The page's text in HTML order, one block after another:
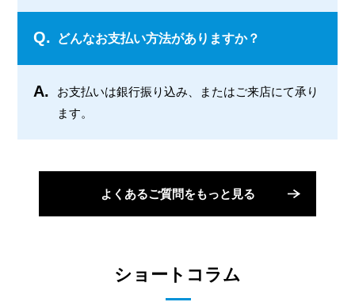
Q. どんなお支払い方法がありますか？
A.
お支払いは銀行振り込み、またはご来店にて承り
ます。
よくあるご質問をもっと見る
ショートコラム